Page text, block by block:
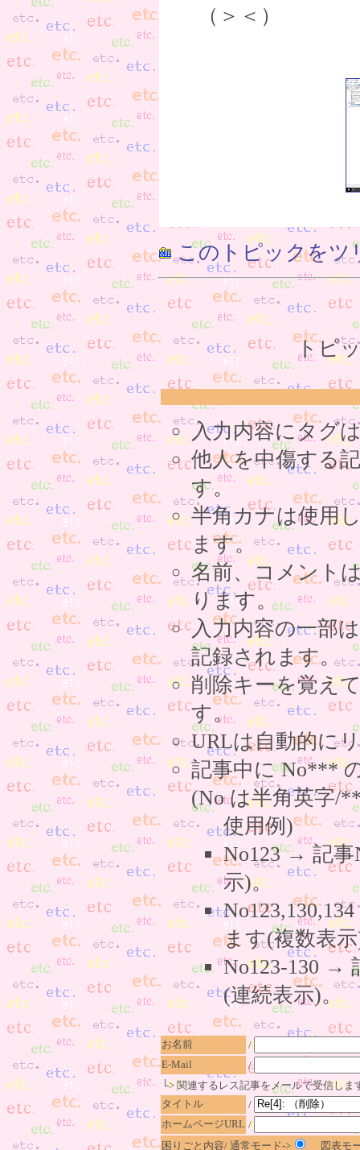
（＞＜）
このトピックをツ
トピ
入力内容にタグ
他人を中傷する
す。
半角カナは使用
ます。
名前、コメント
ります。
入力内容の一部
記録されます。
削除キーを覚え
す。
URLは自動的に
記事中に No***
(No は半角英字/
使用例)
No123 → 記事
示)。
ます(複数表
No123-130 →
(連続表示)。
お名前
/
E-Mail
/
└> 関連するレス記事をメールで受信しま
タイトル
/
ホームページURL /
困りごと内容/ 通常モード->
図表モ